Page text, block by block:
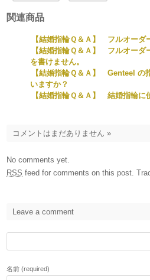
関連商品
【結婚指輪Ｑ＆Ａ】 フルオーダ
【結婚指輪Ｑ＆Ａ】 フルオーダ
を書けません。
【結婚指輪Ｑ＆Ａ】 Genteel
いますか？
【結婚指輪Ｑ＆Ａ】 結婚指輪に
コメントはまだありません»
No comments yet.
RSS feed for comments on this post.
Leave a comment
名前 (required)